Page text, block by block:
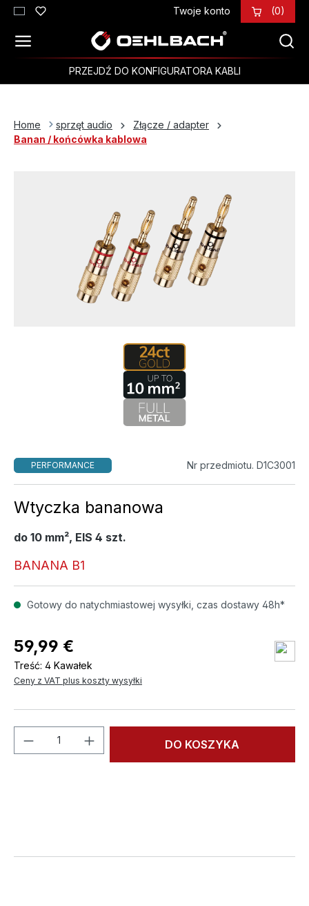
Przejdź do głównej zawartości Twoje konto (0)
PRZEJDŹ DO KONFIGURATORA KABLI
Home sprzęt audio
Złącze / adapter
Banan / końcówka kablowa
PERFORMANCE Nr przedmiotu. D1C3001
Wtyczka bananowa
do 10 mm², EIS 4 szt.
BANANA B1
Gotowy do natychmiastowej wysyłki, czas dostawy 48h*
59,99 €
Treść: 4 Kawałek
Ceny z VAT plus koszty wysyłki
Ilość produktu: Wprowadź żądaną
DO KOSZYKA